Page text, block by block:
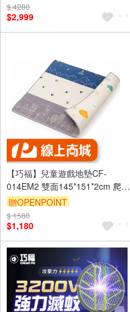
$ 4280
$2,999
【巧福】兒童遊戲地墊CF-
014EM2 雙面145*151*2cm 爬行
墊/防撞墊/止滑墊
贈OPENPOINT
$ 1580
$1,180